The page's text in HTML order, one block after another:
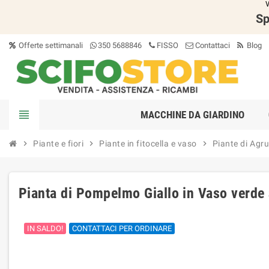
Offerte settimanali 350 5688846 FISSO Contattaci Blog
view_headline MACCHINE DA GIARDINO
chevron_right Piante e fiori chevron_right Piante in fitocella e vaso chevron_right Piante di
Pianta di Pompelmo Giallo in Vaso
IN SALDO! CONTATTACI PER ORDINARE